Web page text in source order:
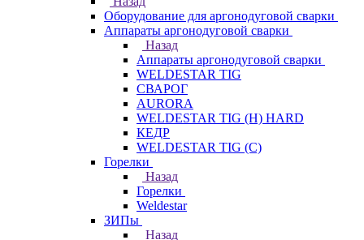
Оборудование для аргонодуговой сварки
Аппараты аргонодуговой сварки
Назад
Аппараты аргонодуговой сварки
WELDESTAR TIG
СВАРОГ
AURORA
WELDESTAR TIG (H) HARD
КЕДР
WELDESTAR TIG (С)
Горелки
Назад
Горелки
Weldestar
ЗИПы
Назад